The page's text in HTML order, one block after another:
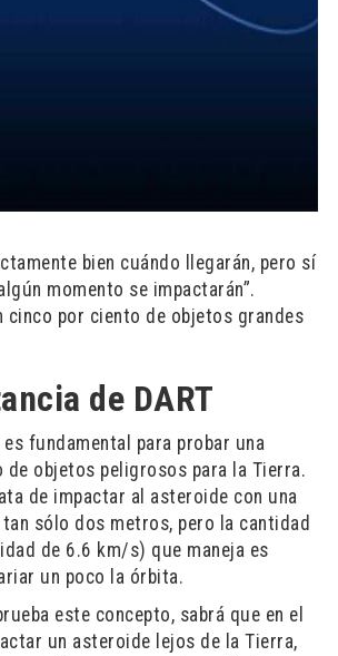
bien cuándo llegarán, pero sí
momento se impactarán”.
cinco por ciento de objetos grandes
de DART
es fundamental para probar una
de objetos peligrosos para la Tierra.
de impactar al asteroide con una
tan sólo dos metros, pero la cantidad
de 6.6 km/s) que maneja es
un poco la órbita.
este concepto, sabrá que en el
un asteroide lejos de la Tierra,